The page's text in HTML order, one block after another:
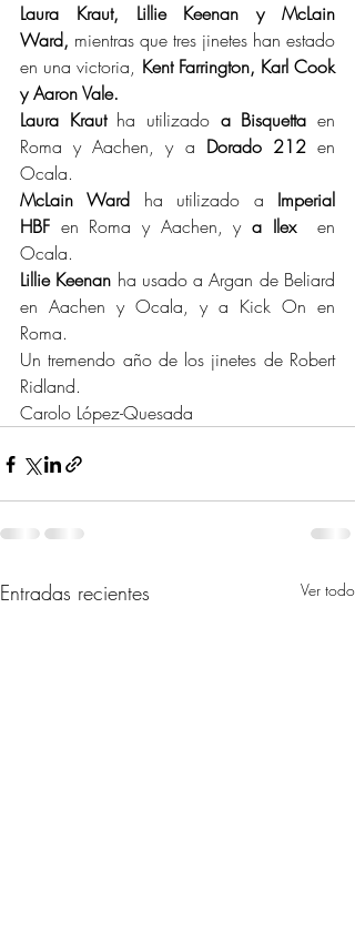
Laura Kraut, Lillie Keenan y McLain
Ward, mientras que tres jinetes han estado
en una victoria, Kent Farrington, Karl Cook
y Aaron Vale.
Laura Kraut ha utilizado a Bisquetta en
Roma y Aachen, y a Dorado 212 en
Ocala.
McLain Ward ha utilizado a Imperial
HBF en Roma y Aachen, y a Ilex
en
Ocala.
Lillie Keenan ha usado a Argan de Beliard
en Aachen y Ocala, y a Kick On en
Roma.
Un tremendo año de los jinetes de Robert
Ridland.
Carolo López-Quesada
Entradas recientes Ver todo